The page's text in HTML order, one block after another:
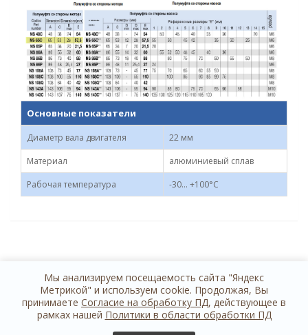
Основные показатели
Диаметр вала двигателя
22 мм
Материал
алюминиевый сплав
Рабочая температура
-30… +100°С
Мы анализируем посещаемость сайта "Яндекс
Метрикой" и используем cookie. Продолжая, Вы
принимаете Согласие на обработку ПД, действующее в
рамках нашей Политики в области обработки ПД